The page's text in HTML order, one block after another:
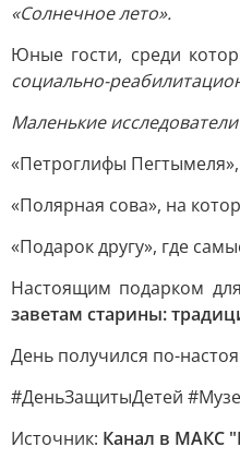
«Солнечное лето».
Юные гости, среди
социально-
Маленькие
«Петроглифы
«Полярная сова», на
«Подарок другу», где
Настоящим подарком
заветам старины:
День получился по-
#ДеньЗащитыДетей
Источник: Канал в МАКС